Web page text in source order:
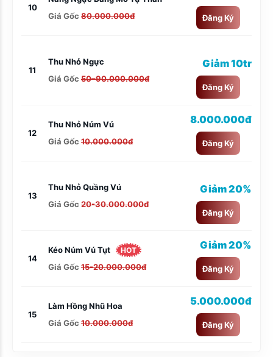
10
Giá Gốc 80.000.000đ Đăng Ký
11
Thu Nhỏ Ngực
Giá Gốc 50–90.000.000đ
Giảm 10tr
Đăng Ký
12
Thu Nhỏ Núm Vú
Giá Gốc 10.000.000đ
8.000.000đ
Đăng Ký
13
Thu Nhỏ Quầng Vú
Giá Gốc 20-30.000.000đ
Giảm 20%
Đăng Ký
14
Kéo Núm Vú Tụt HOT
Giá Gốc 15-20.000.000đ
Giảm 20%
Đăng Ký
15
Làm Hồng Nhũ Hoa
Giá Gốc 10.000.000đ
5.000.000đ
Đăng Ký